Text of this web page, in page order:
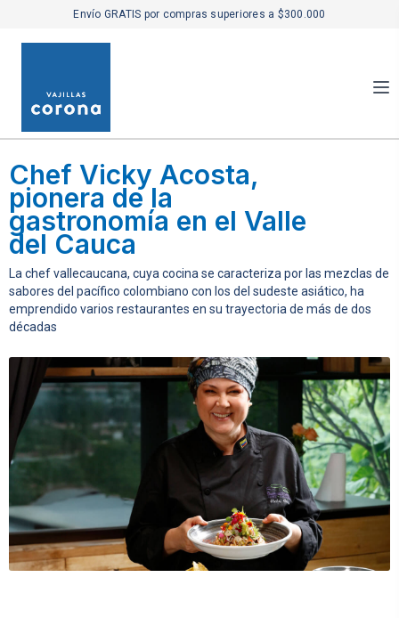
Envío GRATIS por compras superiores a $300.000
Chef Vicky Acosta,
pionera de la
gastronomía en el Valle
del Cauca
La chef vallecaucana, cuya cocina se caracteriza por las mezclas de
sabores del pacífico colombiano con los del sudeste asiático, ha
emprendido varios restaurantes en su trayectoria de más de dos
décadas